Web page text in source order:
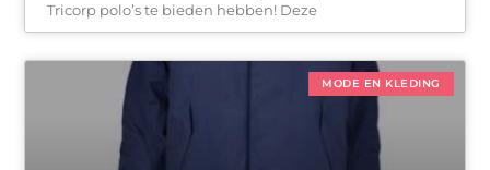
Tricorp polo’s te bieden hebben! Deze
MODE EN KLEDING